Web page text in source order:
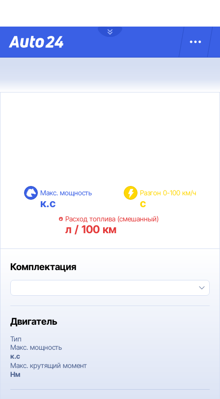
Макс. мощность
к.с
Разгон 0-100 км/ч
с
Расход топлива (смешанный)
л / 100 км
Комплектация
Двигатель
Тип
Макс. мощность
к.c
Макс. крутящий момент
Нм